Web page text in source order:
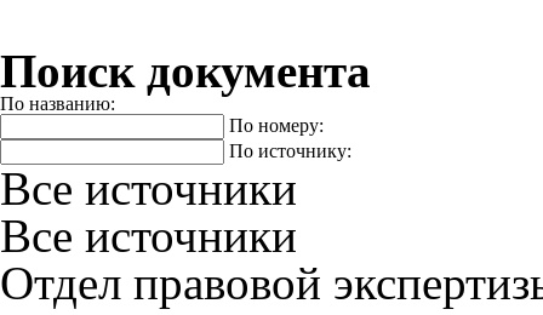
Поиск документа
По названию:
По номеру:
По источнику:
Все источники
Все источники
Отдел правовой